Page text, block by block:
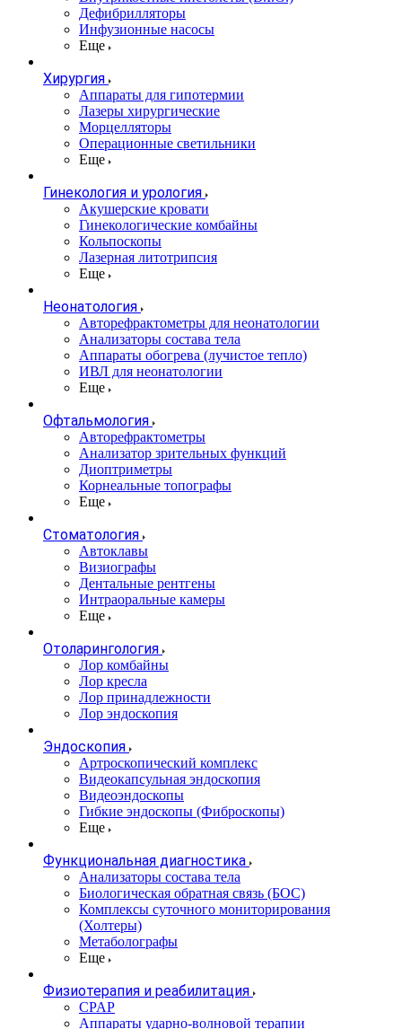
Дефибрилляторы
Инфузионные насосы
Еще
Хирургия
Аппараты для гипотермии
Лазеры хирургические
Морцелляторы
Операционные светильники
Еще
Гинекология и урология
Акушерские кровати
Гинекологические комбайны
Кольпоскопы
Лазерная литотрипсия
Еще
Неонатология
Авторефрактометры для неонатологии
Анализаторы состава тела
Аппараты обогрева (лучистое тепло)
ИВЛ для неонатологии
Еще
Офтальмология
Авторефрактометры
Анализатор зрительных функций
Диоптриметры
Корнеальные топографы
Еще
Стоматология
Автоклавы
Визиографы
Дентальные рентгены
Интраоральные камеры
Еще
Отоларингология
Лор комбайны
Лор кресла
Лор принадлежности
Лор эндоскопия
Эндоскопия
Артроскопический комплекс
Видеокапсульная эндоскопия
Видеоэндоскопы
Гибкие эндоскопы (Фиброcкопы)
Еще
Функциональная диагностика
Анализаторы состава тела
Биологическая обратная связь (БОС)
Комплексы суточного мониторирования
(Холтеры)
Метаболографы
Еще
Физиотерапия и реабилитация
CPAP
Аппараты ударно-волновой терапии